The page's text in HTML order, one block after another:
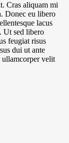
Cras aliquam mi
Donec eu libero
lacus
Ut sed libero
feugiat risus
dui ut ante
velit